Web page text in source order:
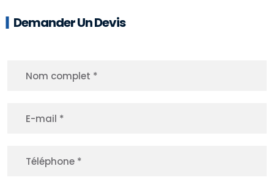
Demander Un Devis